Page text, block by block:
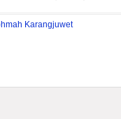
Karangjuwet